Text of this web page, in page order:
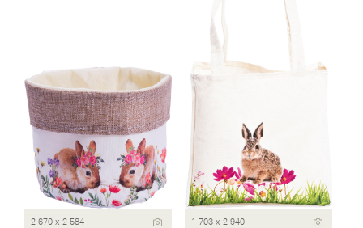
2 670 x 2 584 1 703 x 2 940